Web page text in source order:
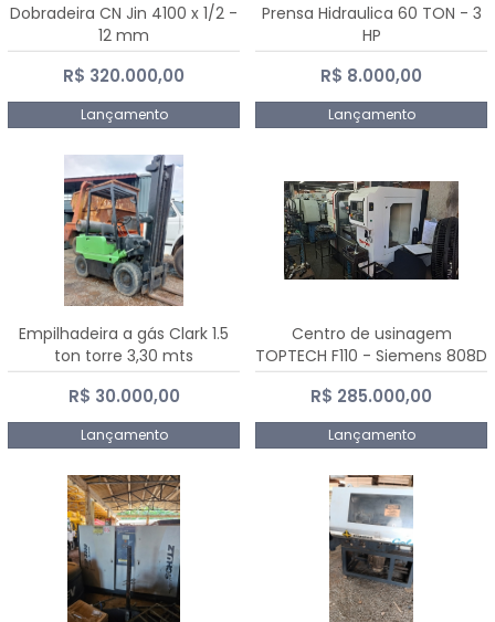
Dobradeira CN Jin 4100 x 1/2 -
12 mm
R$ 320.000,00
Lançamento
Prensa Hidraulica 60 TON - 3
HP
R$ 8.000,00
Lançamento
Empilhadeira a gás Clark 1.5
ton torre 3,30 mts
R$ 30.000,00
Lançamento
Centro de usinagem
TOPTECH F110 - Siemens 808D
Advanced
R$ 285.000,00
Lançamento